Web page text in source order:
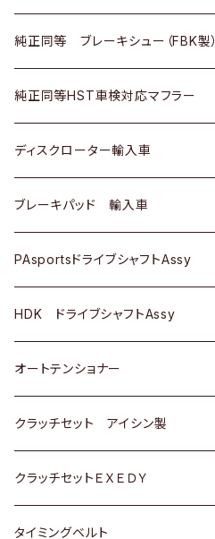
ＢＭＷ
三菱
スバル
マツダ
三菱
スバル
いすゞ
ダイハツ
マツダ
三菱
スバル
ＢＥＮＺ
日産
ダイハツ
マツダ
三菱
スバル
日産
いすゞ
ダイハツ
マツダ
三菱
スバル
ホンダ
スズキ
日産
ダイハツ
マツダ
三菱
スバル
トヨタ
ホンダ
スズキ
日産
ダイハツ
マツダ
三菱
スバル
純正同等 ブレーキシュー（FBK製）
ホンダ
スズキ
日産
ダイハツ
マツダ
三菱
スバル
純正同等HST車検対応マフラー
トヨタ
ホンダ
スズキ
日産
いすゞ
ダイハツ
マツダ
三菱
ディスクローター輸入車
ＡＵＤＩ
ＢＥＮＺ
ＢＭＷ
GOLF
ＷＡＧＥＮ
アストロ（シボレー）
クライスラー
ブレーキパッド 輸入車
ＢＥＮＺ
ＢＭＷ
ＷＡＧＥＮ
ＶＯＬＶＯ
PAsportsドライブシャフトAssy
トヨタ
ホンダ
スズキ
日産
ダイハツ
HDK ドライブシャフトAssy
スズキ
ダイハツ
日産
ホンダ
オートテンショナー
トヨタ
クラッチセット アイシン製
ホンダ
スズキ
クラッチセットＥＸＥＤＹ
ホンダ
タイミングベルト